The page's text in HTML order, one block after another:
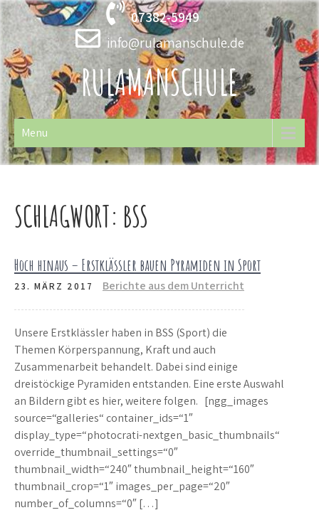
Skip
to
content
07382-5949
info@rulamanschule.de
RULAMANSCHULE
Menu
SCHLAGWORT: BSS
Hoch hinaus – Erstklässler bauen Pyramiden in Sport
23. MÄRZ 2017 Berichte aus dem Unterricht
Unsere Erstklässler haben in BSS (Sport) die
Themen Körperspannung, Kraft und auch
Zusammenarbeit behandelt. Dabei sind einige
dreistöckige Pyramiden entstanden. Eine erste Auswahl
an Bildern gibt es hier, weitere folgen. [ngg_images
source=“galleries“ container_ids=“1″
display_type=“photocrati-nextgen_basic_thumbnails“
override_thumbnail_settings=“0″
thumbnail_width=“240″ thumbnail_height=“160″
thumbnail_crop=“1″ images_per_page=“20″
number_of_columns=“0″ […]